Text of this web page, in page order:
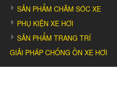
SẢN PHẨM CHĂM SÓC XE
PHỤ KIỆN XE HƠI
SẢN PHẨM TRANG TRÍ
GIẢI PHÁP CHỐNG ỒN XE HƠI